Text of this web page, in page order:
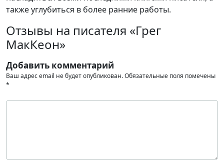
также углубиться в более ранние работы.
Отзывы на писателя «Грег
МакКеон»
Добавить комментарий
Ваш адрес email не будет опубликован.Обязательные поля помечены
*